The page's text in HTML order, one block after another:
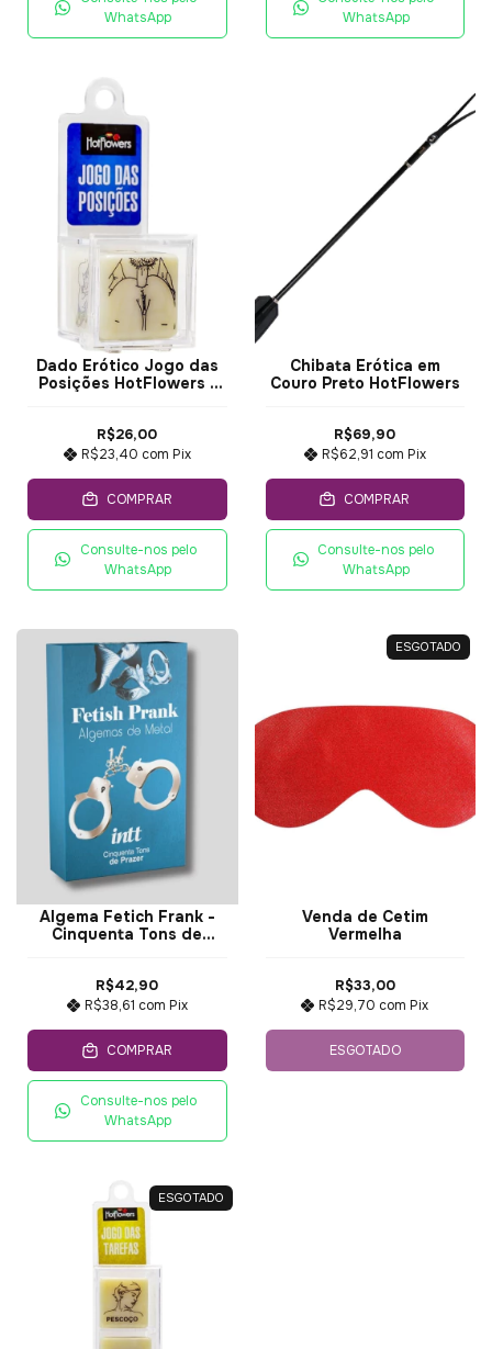
WhatsApp
WhatsApp
Dado Erótico Jogo das
Posições HotFlowers 1
R$26,00
R$23,40 com Pix
COMPRAR
Consulte-nos pelo
WhatsApp
Chibata Erótica em
Couro Preto HotFlowers
R$69,90
R$62,91 com Pix
COMPRAR
Consulte-nos pelo
WhatsApp
Algema Fetich Frank -
Cinquenta Tons de
R$42,90
R$38,61 com Pix
COMPRAR
Consulte-nos pelo
WhatsApp
ESGOTADO
Venda de Cetim
Vermelha
R$33,00
R$29,70 com Pix
ESGOTADO
ESGOTADO